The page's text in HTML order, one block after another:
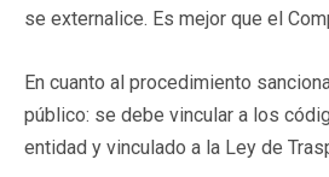
se externalice. Es mejor que el
En cuanto al procedimiento
público: se debe vincular a los
entidad y vinculado a la Ley de